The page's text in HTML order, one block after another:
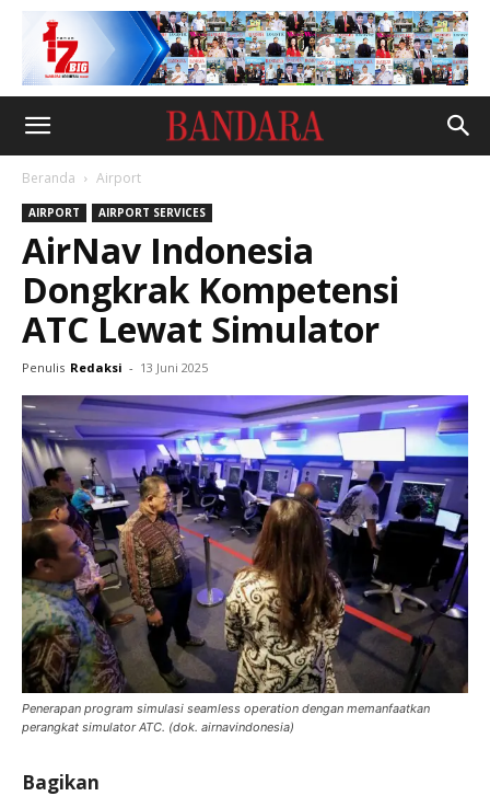
Beranda Airport
AIRPORT AIRPORT SERVICES
AirNav Indonesia
Dongkrak Kompetensi
ATC Lewat Simulator
Penulis Redaksi - 13 Juni 2025
Penerapan program simulasi seamless operation dengan memanfaatkan
perangkat simulator ATC. (dok. airnavindonesia)
Bagikan